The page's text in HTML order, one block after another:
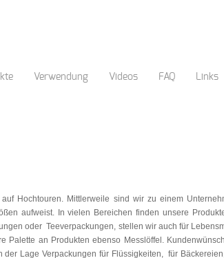
Verwendung Videos FAQ Links
Hochtouren. Mittlerweile sind wir zu einem
aufweist. In vielen Bereichen finden unsere
oder Teeverpackungen, stellen wir auch für
Palette an Produkten ebenso Messlöffel.
Lage Verpackungen für Flüssigkeiten, für